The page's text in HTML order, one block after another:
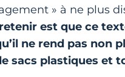
» à ne plus
est que ce
ne rend pas non
sacs plastiques et